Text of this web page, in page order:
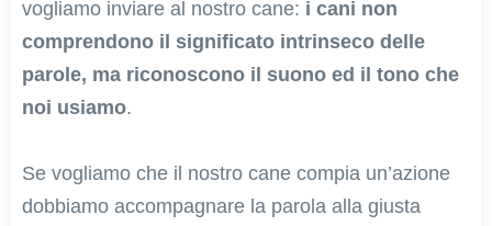
vogliamo inviare al nostro cane: i cani non
comprendono il significato intrinseco delle
parole, ma riconoscono il suono ed il tono che
noi usiamo.
Se vogliamo che il nostro cane compia un’azione
dobbiamo accompagnare la parola alla giusta